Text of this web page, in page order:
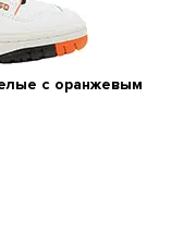
с оранжевым